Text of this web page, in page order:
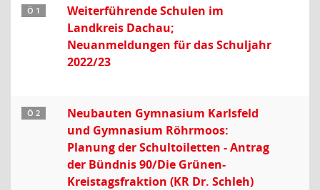
Ö 1
Weiterführende Schulen im
Landkreis Dachau;
Neuanmeldungen für das Schuljahr
2022/23
Ö 2
Neubauten Gymnasium Karlsfeld
und Gymnasium Röhrmoos:
Planung der Schultoiletten - Antrag
der Bündnis 90/Die Grünen-
Kreistagsfraktion (KR Dr. Schleh)